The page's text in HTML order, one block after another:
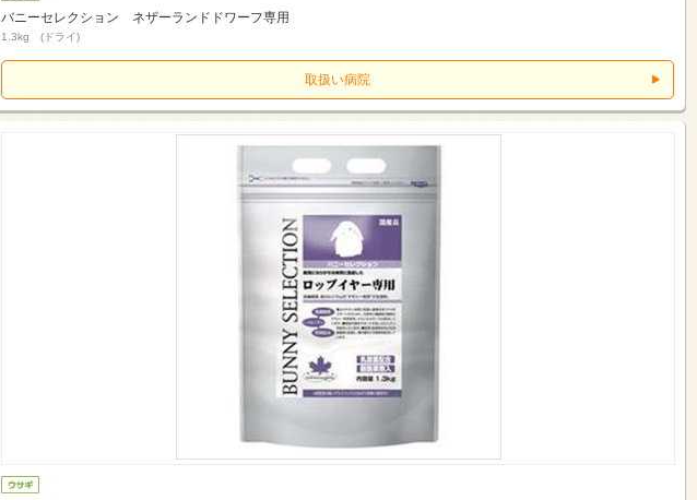
バニーセレクション ネザーランドドワーフ専用
1.3kg (ドライ)
取扱い病院